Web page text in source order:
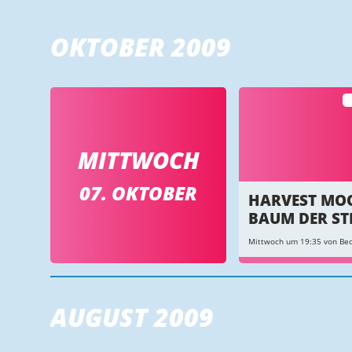
OKTOBER 2009
MITTWOCH
07. OKTOBER
HARVEST
BAUM DER
Mittwoch um 19:35 von
AUGUST 2009